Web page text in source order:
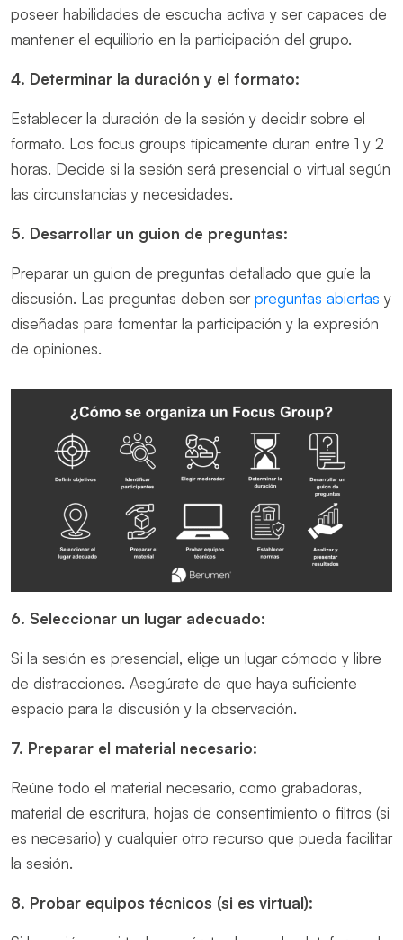
poseer habilidades de escucha activa y ser capaces de
mantener el equilibrio en la participación del grupo.
4. Determinar la duración y el formato:
Establecer la duración de la sesión y decidir sobre el
formato. Los focus groups típicamente duran entre 1 y 2
horas. Decide si la sesión será presencial o virtual según
las circunstancias y necesidades.
5. Desarrollar un guion de preguntas:
Preparar un guion de preguntas detallado que guíe la
discusión. Las preguntas deben serpreguntas abiertas y
diseñadas para fomentar la participación y la expresión
de opiniones.
6. Seleccionar un lugar adecuado:
Si la sesión es presencial, elige un lugar cómodo y libre
de distracciones. Asegúrate de que haya suficiente
espacio para la discusión y la observación.
7. Preparar el material necesario:
Reúne todo el material necesario, como grabadoras,
material de escritura, hojas de consentimiento o filtros (si
es necesario) y cualquier otro recurso que pueda facilitar
la sesión.
8. Probar equipos técnicos (si es virtual):